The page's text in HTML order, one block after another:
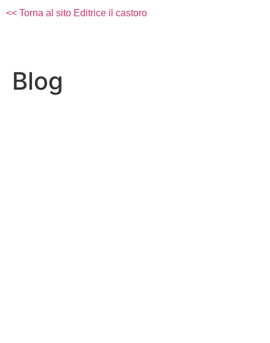
<< Torna al sito Editrice il castoro
Blog